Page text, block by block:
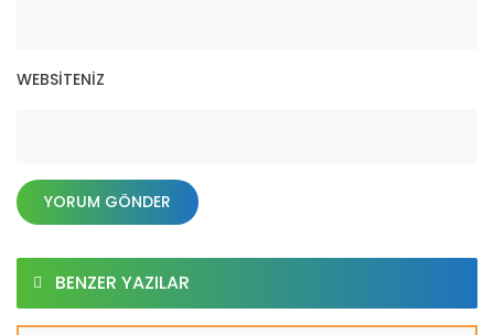
WEBSITENIZ
BENZER YAZILAR